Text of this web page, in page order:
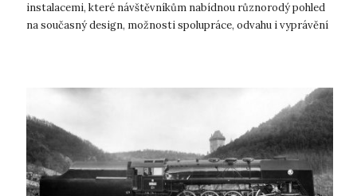
instalacemi, které návštěvníkům nabídnou různorodý pohled
na současný design, možnosti spolupráce, odvahu i vyprávění